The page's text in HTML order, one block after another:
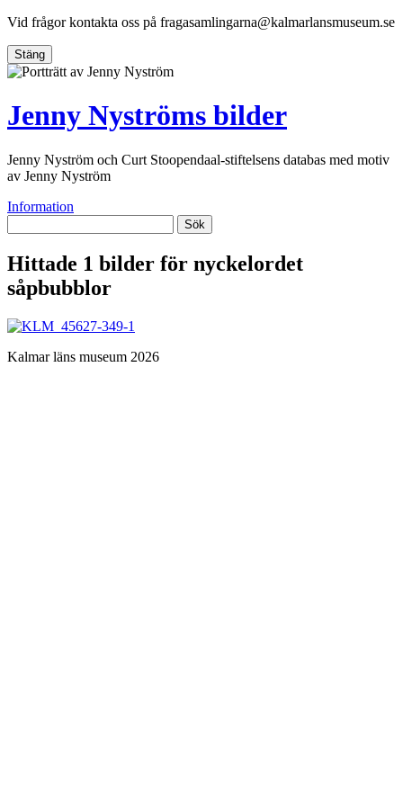
Vid frågor kontakta oss på fragasamlingarna@kalmarlansmuseum.se
Stäng
Jenny Nyströms bilder
Jenny Nyström och Curt Stoopendaal-stiftelsens databas med motiv
av Jenny Nyström
Information
Sök
Hittade 1 bilder för nyckelordet
såpbubblor
Kalmar läns museum 2026